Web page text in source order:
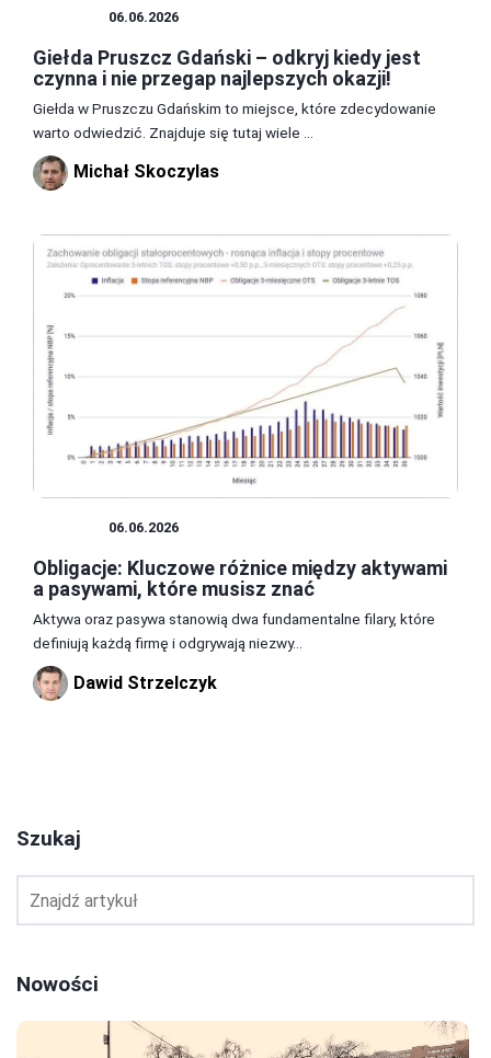
06.06.2026
Giełda Pruszcz Gdański – odkryj kiedy jest
czynna i nie przegap najlepszych okazji!
Giełda w Pruszczu Gdańskim to miejsce, które zdecydowanie
warto odwiedzić. Znajduje się tutaj wiele ...
Michał Skoczylas
06.06.2026
Obligacje: Kluczowe różnice między aktywami
a pasywami, które musisz znać
Aktywa oraz pasywa stanowią dwa fundamentalne filary, które
definiują każdą firmę i odgrywają niezwy...
Dawid Strzelczyk
Szukaj
Nowości